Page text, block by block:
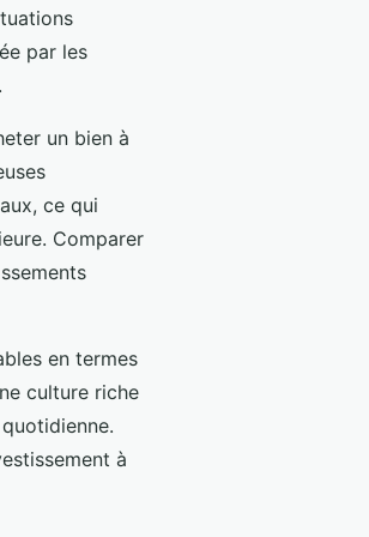
par les
un bien à
ce qui
Comparer
en termes
culture riche
à